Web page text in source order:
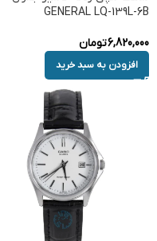
GENERAL LQ-139L-6B
6,820,000تومان
افزودن به سبد خرید